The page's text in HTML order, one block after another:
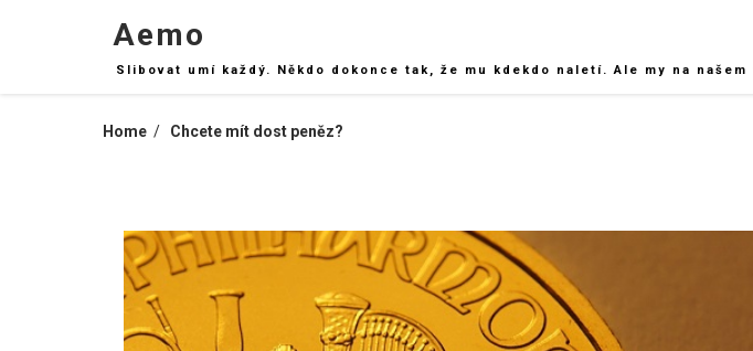
Aemo
Slibovat umí každý. Někdo dokonce tak, že mu kdekdo naletí. Ale my na
Home Chcete mít dost peněz?